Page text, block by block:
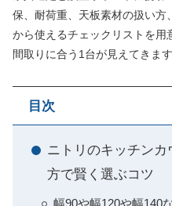
保、耐荷重、天板素材の扱い方
から使えるチェックリストを
間取りに合う1台が見えてきます
目次
ニトリのキッチン
方で賢く選ぶコツ
幅90や幅120や幅140